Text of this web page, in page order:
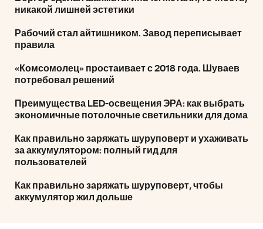
никакой лишней эстетики
Рабочий стал айтишником. Завод переписывает
правила
«Комсомолец» простаивает с 2018 года. Шуваев
потребовал решений
Преимущества LED-освещения ЭРА: как выбрать
экономичные потолочные светильники для дома
Как правильно заряжать шуруповерт и ухаживать
за аккумулятором: полный гид для
пользователей
Как правильно заряжать шуруповерт, чтобы
аккумулятор жил дольше